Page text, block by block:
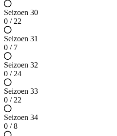
Seizoen 30
0 / 22
Seizoen 31
0 / 7
Seizoen 32
0 / 24
Seizoen 33
0 / 22
Seizoen 34
0 / 8